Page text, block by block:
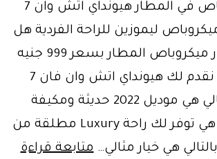
ايجار ميكروباص في المطار هيونداي اتش وان 7
ليموزين للراحة الفردية هل
تبحث عن ايجار ميكروباص المطار بسعر 999 جنيه
فقط؟ نحن نقدم لك هيونداي اتش وان فان 7
مقاعد. بالتالي هي موديل 2022 حديثة ومكيفة
بالكامل. لذلك هي توفر لك راحة Luxury مطلقة من
هي خيار مثالي…متابعة قراءة